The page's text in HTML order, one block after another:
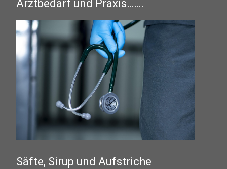
Arztbedarf und Praxis…….
Säfte, Sirup und Aufstriche